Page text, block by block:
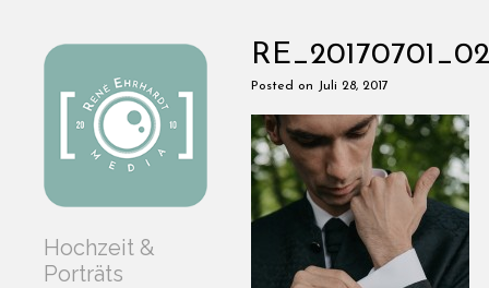
Hochzeit &
Porträts
Posted on Juli 28, 2017